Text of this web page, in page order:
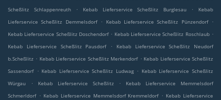
Scheßlitz Schlappenreuth
. Kebab Lieferservice Scheßlitz Burglesau .
Kebab
Lieferservice Scheßlitz Demmelsdorf
. Kebab Lieferservice Scheßlitz Pünzendorf
.
Kebab Lieferservice Scheßlitz Doschendorf . Kebab Lieferservice Scheßlitz Roschlaub .
Kebab Lieferservice Scheßlitz Pausdorf
.
Kebab Lieferservice Scheßlitz Neudorf
b.Scheßlitz . Kebab Lieferservice Scheßlitz Merkendorf . Kebab Lieferservice Scheßlitz
Sassendorf
. Kebab Lieferservice Scheßlitz Ludwag . Kebab Lieferservice Scheßlitz
Würgau
. Kebab Lieferservice Scheßlitz .
Kebab Lieferservice Memmelsdorf
Schmerldorf . Kebab Lieferservice Memmelsdorf Kremmeldorf . Kebab Lieferservice